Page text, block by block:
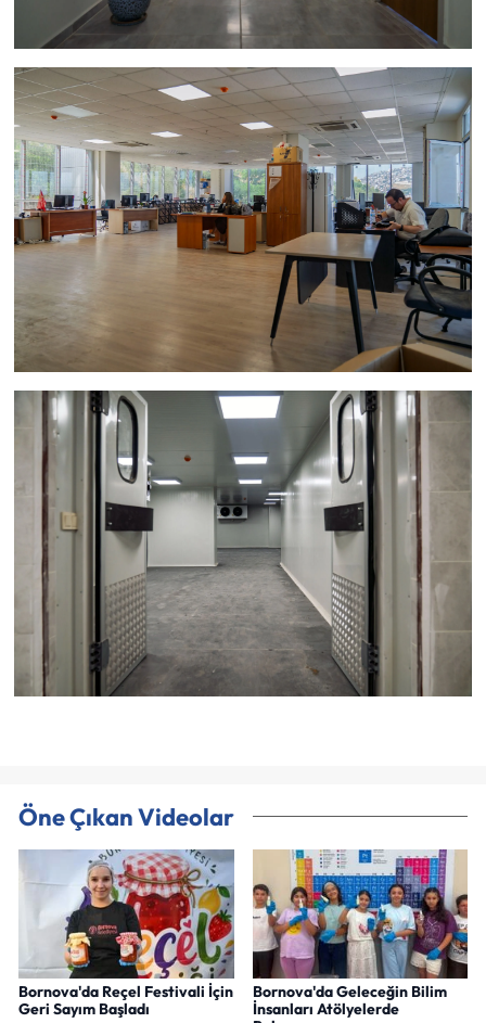
Öne Çıkan Videolar
Bornova'da Reçel Festivali İçin
Geri Sayım Başladı
Bornova'da Geleceğin Bilim
İnsanları Atölyelerde